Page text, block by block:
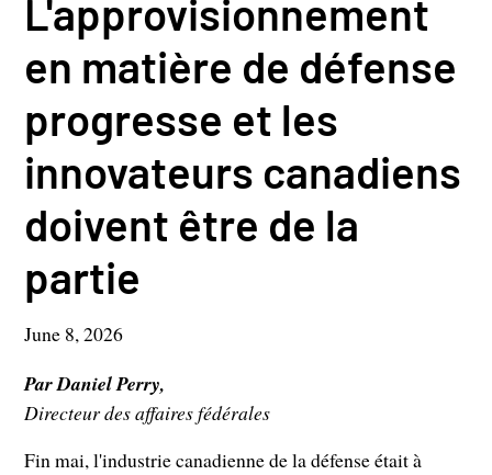
L'approvisionnement
en matière de défense
progresse et les
innovateurs canadiens
doivent être de la
partie
June 8, 2026
Par Daniel Perry,
Directeur des affaires fédérales
Fin mai, l'industrie canadienne de la défense était à